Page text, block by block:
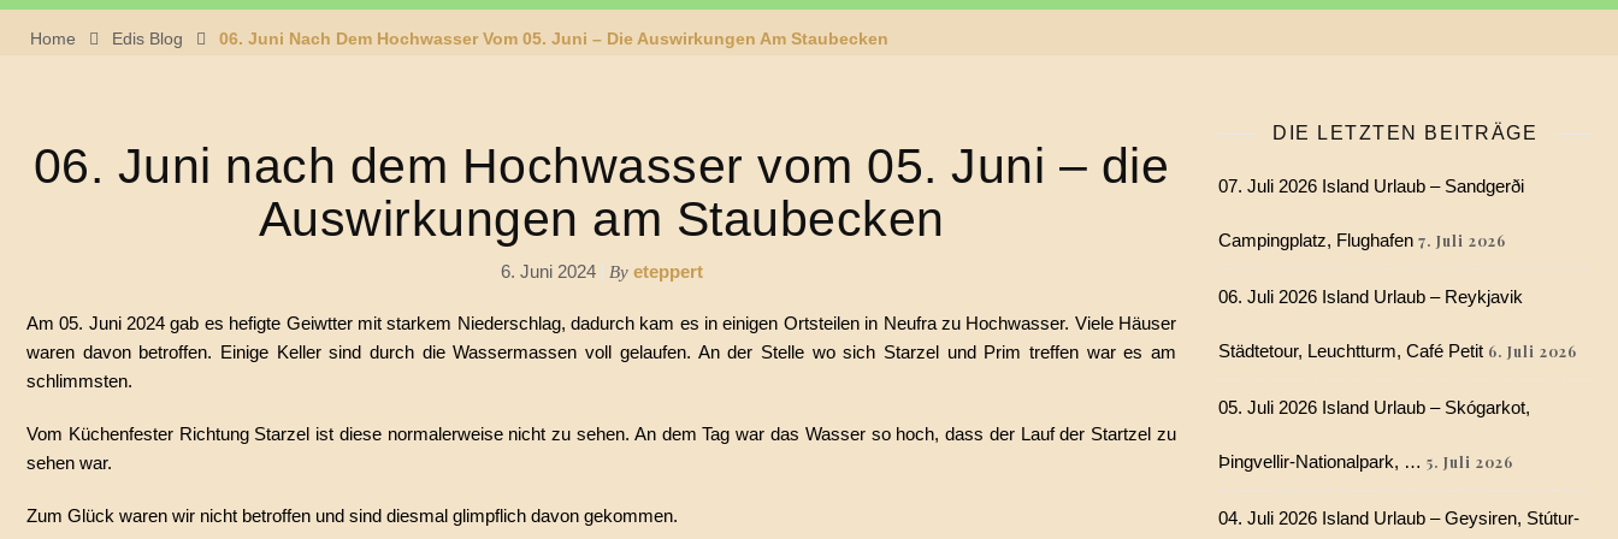
Home Edis Blog 06. Juni Nach Dem Hochwasser Vom 05. Juni – Die Auswirkungen Am Staubecken
06. Juni nach dem Hochwasser vom 05. Juni – die
Auswirkungen am Staubecken
6. Juni 2024 By eteppert
Am 05. Juni 2024 gab es hefigte Geiwtter mit starkem Niederschlag, dadurch kam es in einigen Ortsteilen in Neufra zu Hochwasser. Viele Häuser
waren davon betroffen. Einige Keller sind durch die Wassermassen voll gelaufen. An der Stelle wo sich Starzel und Prim treffen war es am
schlimmsten.
Vom Küchenfester Richtung Starzel ist diese normalerweise nicht zu sehen. An dem Tag war das Wasser so hoch, dass der Lauf der Startzel zu
sehen war.
Zum Glück waren wir nicht betroffen und sind diesmal glimpflich davon gekommen.
DIE LETZTEN BEITRÄGE
07. Juli 2026 Island Urlaub – Sandgerði
Campingplatz, Flughafen 7. Juli 2026
06. Juli 2026 Island Urlaub – Reykjavik
Städtetour, Leuchtturm, Café Petit 6. Juli 2026
05. Juli 2026 Island Urlaub – Skógarkot,
Þingvellir-Nationalpark, … 5. Juli 2026
04. Juli 2026 Island Urlaub – Geysiren, Stútur-